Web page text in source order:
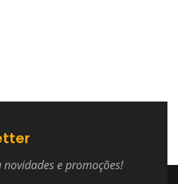
novidades e promoções!